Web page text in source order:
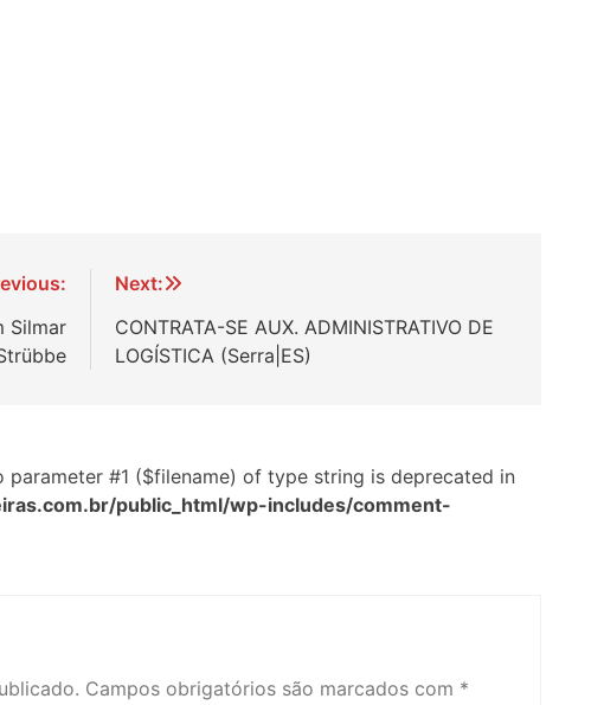
Silmar
Next:
CONTRATA-SE AUX. ADMINISTRATIVO DE
LOGÍSTICA (Serra|ES)
parameter #1 ($filename) of type string is deprecated in
public_html/wp-includes/comment-
Campos obrigatórios são marcados com *